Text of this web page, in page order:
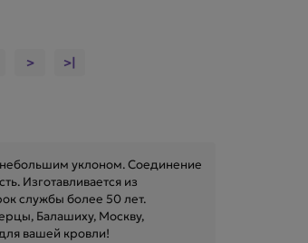
> >|
уклоном. Соединение
Изготавливается из
службы более 50 лет.
Балашиху, Москву,
вашей кровли!